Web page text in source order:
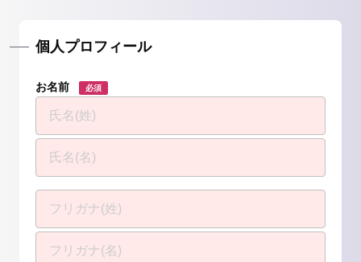
個人プロフィール
お名前 必須